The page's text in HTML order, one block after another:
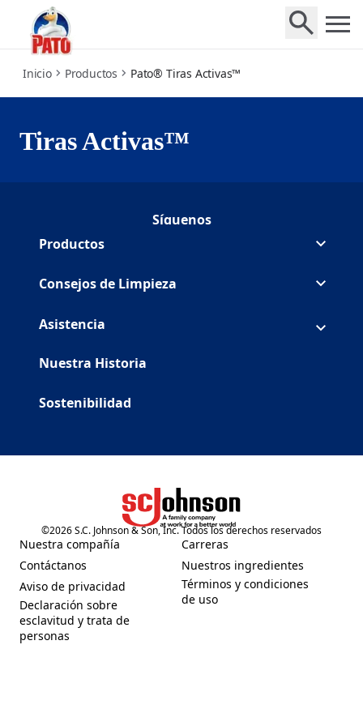
fresh-strips
Inicio Productos Pato® Tiras Activas™
Tiras Activas™
Síguenos
Síguenos Duck en Facebook
(Opens in a new tab)
Síguenos Duck en Youtube
(Opens in a new tab)
Productos
Consejos de Limpieza
Asistencia
Nuestra Historia
Sostenibilidad
(Opens in a new tab)
©2026S.C. Johnson & Son, Inc. Todos los derechos reservados
Nuestra compañía
(Opens in a new tab)
Contáctanos
(Opens in a new tab)
Aviso de privacidad
(Opens in a new tab)
Declaración sobre
esclavitud y trata de
personas
(Opens in a new tab)
Carreras
(Opens in a new tab)
Nuestros ingredientes
(Opens in a new tab)
Términos y condiciones
de uso
(Opens in a new tab)